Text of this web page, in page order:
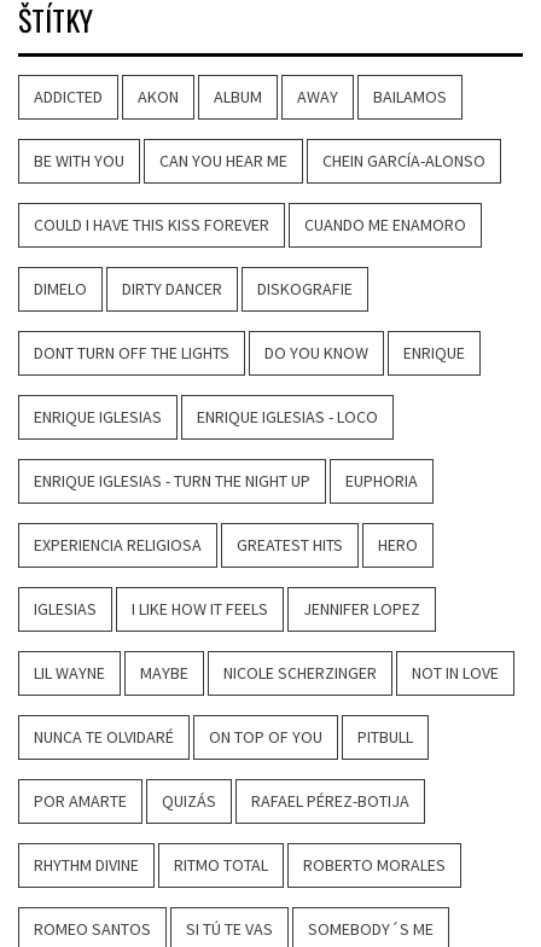
ŠTÍTKY
ADDICTED AKON ALBUM AWAY BAILAMOS
BE WITH YOU CAN YOU HEAR ME CHEIN GARCÍA-ALONSO
COULD I HAVE THIS KISS FOREVER CUANDO ME ENAMORO
DIMELO DIRTY DANCER DISKOGRAFIE
DONT TURN OFF THE LIGHTS DO YOU KNOW ENRIQUE
ENRIQUE IGLESIAS ENRIQUE IGLESIAS - LOCO
ENRIQUE IGLESIAS - TURN THE NIGHT UP EUPHORIA
EXPERIENCIA RELIGIOSA GREATEST HITS HERO
IGLESIAS I LIKE HOW IT FEELS JENNIFER LOPEZ
LIL WAYNE MAYBE NICOLE SCHERZINGER NOT IN LOVE
NUNCA TE OLVIDARÉ ON TOP OF YOU PITBULL
POR AMARTE QUIZÁS RAFAEL PÉREZ-BOTIJA
RHYTHM DIVINE RITMO TOTAL ROBERTO MORALES
ROMEO SANTOS SI TÚ TE VAS SOMEBODY´S ME